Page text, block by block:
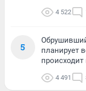
4 522
5
планирует
происходит
4 491